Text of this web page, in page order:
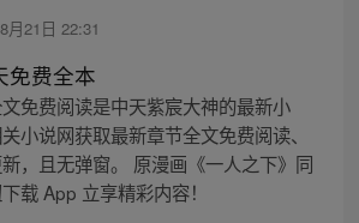
月21日 22:31
免费全本
免费阅读是中天紫宸大神的最新小
小说网获取最新章节全文免费阅读、
，且无弹窗。 原漫画《一人之下》同
载 App 立享精彩内容！